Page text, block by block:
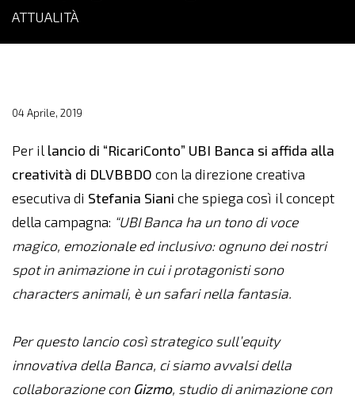
ATTUALITÀ
04 Aprile, 2019
Per il lancio di “RicariConto” UBI Banca si affida alla
creatività di DLVBBDO con la direzione creativa
esecutiva di Stefania Siani che spiega così il concept
della campagna: “UBI Banca ha un tono di voce
magico, emozionale ed inclusivo: ognuno dei nostri
spot in animazione in cui i protagonisti sono
characters animali, è un safari nella fantasia.
Per questo lancio così strategico sull’equity
innovativa della Banca, ci siamo avvalsi della
collaborazione con Gizmo, studio di animazione con